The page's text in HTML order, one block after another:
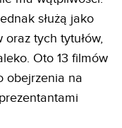
służą jako
tych tytułów,
Oto 13 filmów
obejrzenia na